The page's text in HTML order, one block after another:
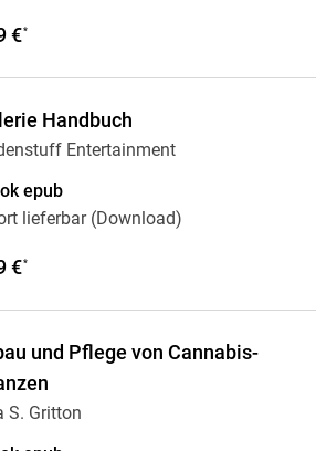
€*
Handbuch
Entertainment
epub
lieferbar (Download)
€*
und Pflege von Cannabis-
S. Gritton